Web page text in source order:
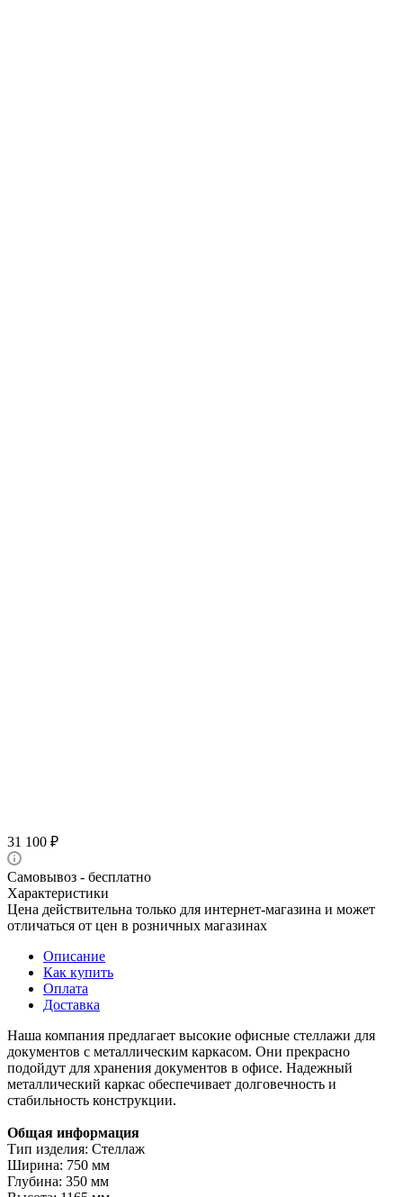
31 100 ₽
Самовывоз - бесплатно
Характеристики
Цена действительна только для интернет-магазина и может
отличаться от цен в розничных магазинах
Описание
Как купить
Оплата
Доставка
Наша компания предлагает высокие офисные стеллажи для
документов с металлическим каркасом. Они прекрасно
подойдут для хранения документов в офисе. Надежный
металлический каркас обеспечивает долговечность и
стабильность конструкции.
Общая информация
Тип изделия: Стеллаж
Ширина: 750 мм
Глубина: 350 мм